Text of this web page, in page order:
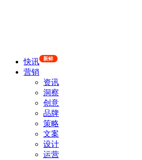
快讯 新鲜
营销
资讯
洞察
创意
品牌
策略
文案
设计
运营